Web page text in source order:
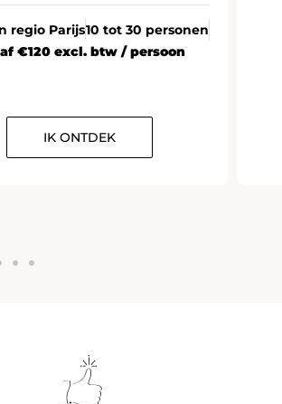
regio Parijs10 tot 30 personen
€120 excl. btw / persoon
IK ONTDEK